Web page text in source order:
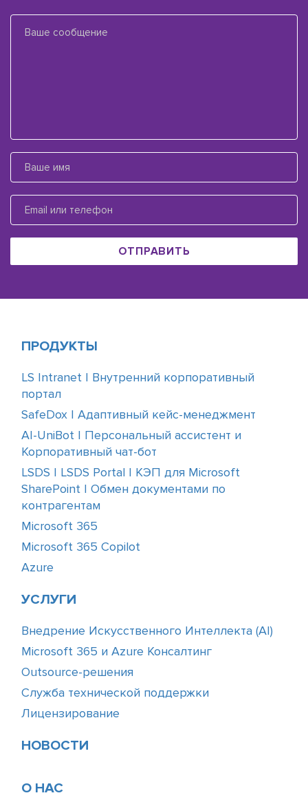
ОТПРАВИТЬ
ПРОДУКТЫ
LS Intranet | Внутренний корпоративный
портал
SafeDox | Адаптивный кейс-менеджмент
AI-UniBot | Персональный ассистент и
Корпоративный чат-бот
LSDS | LSDS Portal | КЭП для Microsoft
SharePoint | Обмен документами по
контрагентам
Microsoft 365
Microsoft 365 Copilot
Azure
УСЛУГИ
Внедрение Искусственного Интеллекта (АІ)
Microsoft 365 и Azure Консалтинг
Outsource-решения
Служба технической поддержки
Лицензирование
НОВОСТИ
О НАС